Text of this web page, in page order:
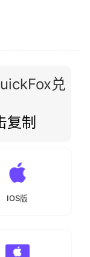
兑
复制
IOS版